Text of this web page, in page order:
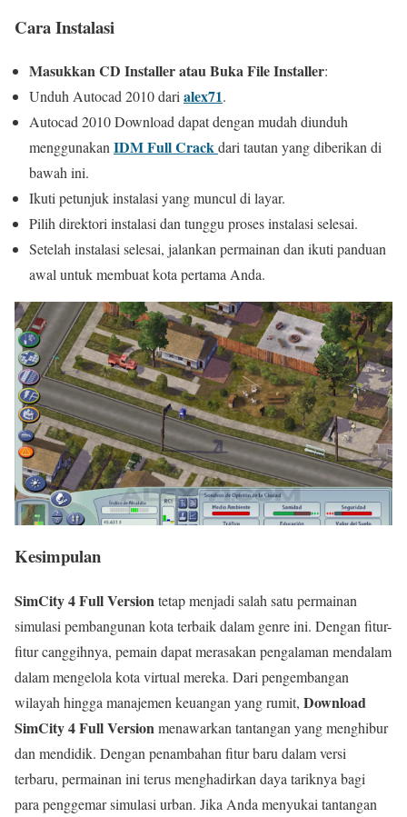
Cara Instalasi
Masukkan CD Installer atau Buka File Installer:
Unduh Autocad 2010 darialex71.
Autocad 2010 Download dapat dengan mudah diunduh
menggunakanIDM Full Crackdari tautan yang diberikan di
bawah ini.
Ikuti petunjuk instalasi yang muncul di layar.
Pilih direktori instalasi dan tunggu proses instalasi selesai.
Setelah instalasi selesai, jalankan permainan dan ikuti panduan
awal untuk membuat kota pertama Anda.
Kesimpulan
SimCity 4 Full Versiontetap menjadi salah satu permainan
simulasi pembangunan kota terbaik dalam genre ini. Dengan fitur-
fitur canggihnya, pemain dapat merasakan pengalaman mendalam
dalam mengelola kota virtual mereka. Dari pengembangan
wilayah hingga manajemen keuangan yang rumit, Download
SimCity 4 Full Versionmenawarkan tantangan yang menghibur
dan mendidik. Dengan penambahan fitur baru dalam versi
terbaru, permainan ini terus menghadirkan daya tariknya bagi
para penggemar simulasi urban. Jika Anda menyukai tantangan